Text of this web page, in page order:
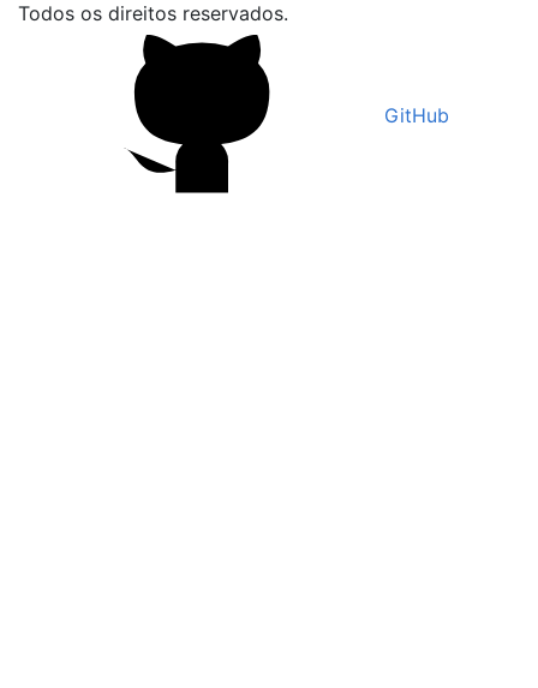
Todos os direitos reservados.
GitHub